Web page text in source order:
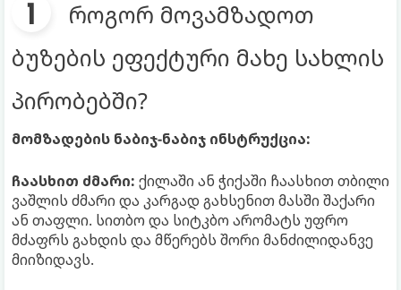
როგორ მოვამზადოთ
ბუზების ეფექტური მახე სახლის
პირობებში?
მომზადების ნაბიჯ-ნაბიჯ ინსტრუქცია:
ჩაასხით ძმარი: ქილაში ან ჭიქაში ჩაასხით თბილი
ვაშლის ძმარი და კარგად გახსენით მასში შაქარი
ან თაფლი. სითბო და სიტკბო არომატს უფრო
მძაფრს გახდის და მწერებს შორი მანძილიდანვე
მიიზიდავს.